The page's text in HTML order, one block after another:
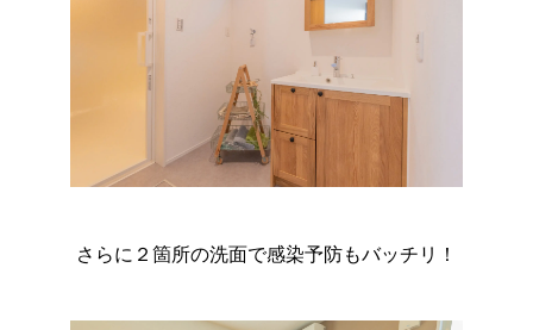
さらに２箇所の洗面で感染予防もバッチリ！